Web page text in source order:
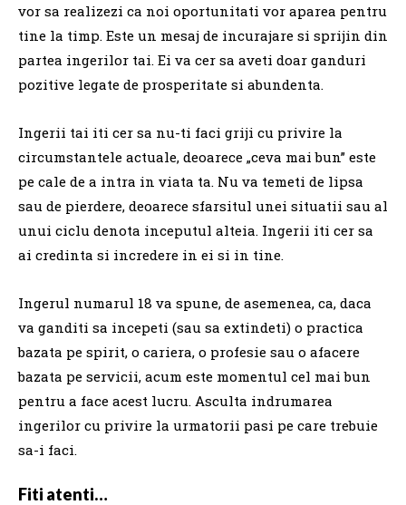
vor sa realizezi ca noi oportunitati vor aparea pentru
tine la timp. Este un mesaj de incurajare si sprijin din
partea ingerilor tai. Ei va cer sa aveti doar ganduri
pozitive legate de prosperitate si abundenta.
Ingerii tai iti cer sa nu-ti faci griji cu privire la
circumstantele actuale, deoarece „ceva mai bun” este
pe cale de a intra in viata ta. Nu va temeti de lipsa
sau de pierdere, deoarece sfarsitul unei situatii sau al
unui ciclu denota inceputul alteia. Ingerii iti cer sa
ai credinta si incredere in ei si in tine.
Ingerul numarul 18 va spune, de asemenea, ca, daca
va ganditi sa incepeti (sau sa extindeti) o practica
bazata pe spirit, o cariera, o profesie sau o afacere
bazata pe servicii, acum este momentul cel mai bun
pentru a face acest lucru. Asculta indrumarea
ingerilor cu privire la urmatorii pasi pe care trebuie
sa-i faci.
Fiti atenti…